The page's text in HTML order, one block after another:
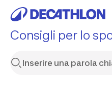
Consigli per lo